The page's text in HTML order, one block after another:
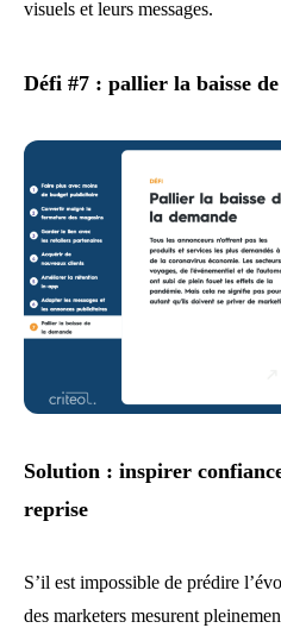
visuels et leurs messages.
Défi #7 : pallier la baisse
Solution : inspirer
reprise
S’il est impossible de prédire
des marketers mesurent